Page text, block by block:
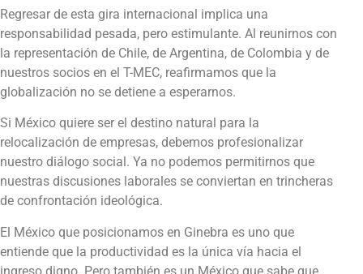
Regresar de esta gira internacional implica una
responsabilidad pesada, pero estimulante. Al reunirnos con
la representación de Chile, de Argentina, de Colombia y de
nuestros socios en el T-MEC, reafirmamos que la
globalización no se detiene a esperarnos.
Si México quiere ser el destino natural para la
relocalización de empresas, debemos profesionalizar
nuestro diálogo social. Ya no podemos permitirnos que
nuestras discusiones laborales se conviertan en trincheras
de confrontación ideológica.
El México que posicionamos en Ginebra es uno que
entiende que la productividad es la única vía hacia el